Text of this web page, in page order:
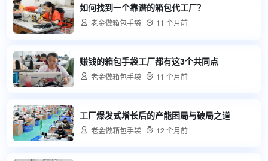
如何找到一个靠谱的箱包代工厂？
 老金做箱包手袋  11 个月前
赚钱的箱包手袋工厂都有这3个共同点
 老金做箱包手袋  11 个月前
工厂爆发式增长后的产能困局与破局之道
 老金做箱包手袋  12 个月前